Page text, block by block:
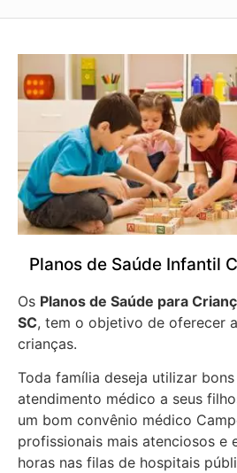
Planos de Saúde Infantil
Os Planos de Saúde para
SC, tem o objetivo de oferecer
crianças.
Toda família deseja utilizar
atendimento médico a seus
um bom convênio médico
profissionais mais atenciosos e
horas nas filas de hospitais